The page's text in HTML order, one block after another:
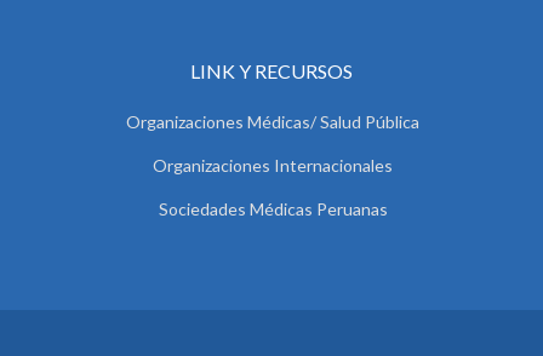
LINK Y RECURSOS
Organizaciones Médicas/ Salud Pública
Organizaciones Internacionales
Sociedades Médicas Peruanas